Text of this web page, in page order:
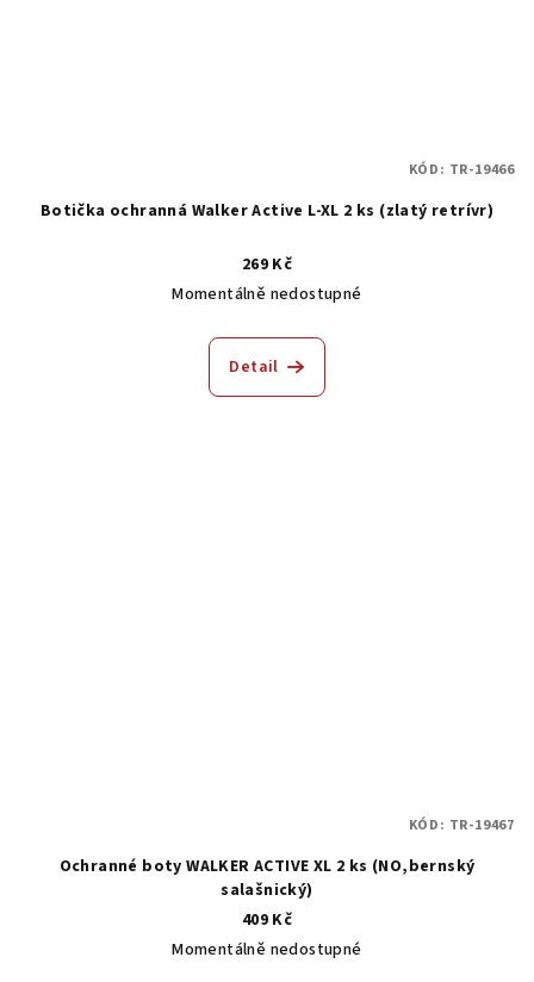
Botička ochranná Walker Active L-XL 2 ks (zlatý retrívr)
269 Kč
Momentálně nedostupné
Detail
KÓD: TR-19466
Ochranné boty WALKER ACTIVE XL 2 ks (NO,bernský
salašnický)
409 Kč
Momentálně nedostupné
KÓD: TR-19467